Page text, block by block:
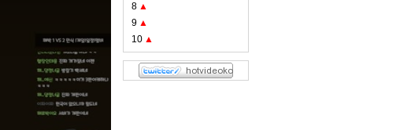
8 ▲
9 ▲
10 ▲